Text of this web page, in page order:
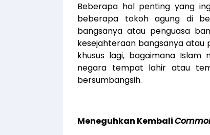
Beberapa hal penting yang
beberapa tokoh agung di
bangsanya atau penguasa
kesejahteraan bangsanya atau
khusus lagi, bagaimana
negara tempat lahir atau
bersumbangsih.
Meneguhkan Kembali